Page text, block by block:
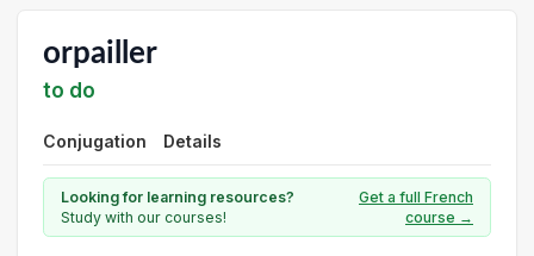
orpailler
to do
Conjugation Details
Looking for learning resources?
Study with our courses!
Get a full French
course →